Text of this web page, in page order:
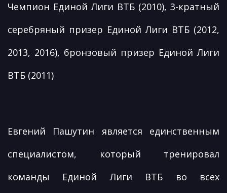
Чемпион Единой Лиги ВТБ (2010), 3-кратный
серебряный призер Единой Лиги ВТБ (2012,
2013, 2016), бронзовый призер Единой Лиги
ВТБ (2011)
Евгений Пашутин является единственным
специалистом, который тренировал
команды Единой Лиги ВТБ во всех